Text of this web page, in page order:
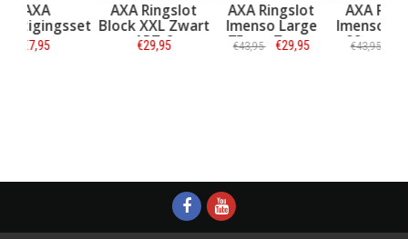
Bevestigingsset
Flex Mount voor
ringsloten (o.a.
AXA Ringslot
Block XXL Zwart
AXA Ringslot
Imenso Large
75mm Zwart
ART-2 keurmerk
€43,95 €29,95